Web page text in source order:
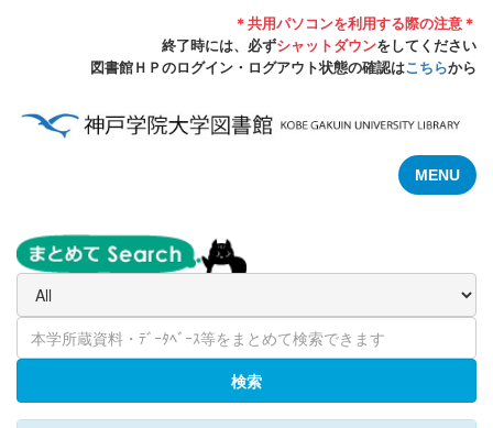
＊共用パソコンを利用する際の注意＊
終了時には、必ずシャットダウンをしてください
図書館ＨＰのログイン・ログアウト状態の確認はこちらから
MENU
検索